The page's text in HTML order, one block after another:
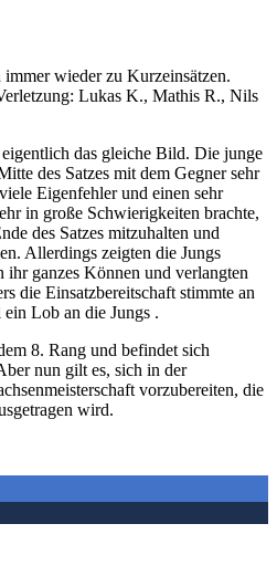
wieder zu Kurzeinsätzen.
Lukas K., Mathis R., Nils
das gleiche Bild. Die junge
des Satzes mit dem Gegner sehr
Eigenfehler und einen sehr
in große Schwierigkeiten brachte,
des Satzes mitzuhalten und
Allerdings zeigten die Jungs
ihr ganzes Können und verlangten
die Einsatzbereitschaft stimmte an
Lob an die Jungs .
8. Rang und befindet sich
nun gilt es, sich in der
vorzubereiten, die
wird.